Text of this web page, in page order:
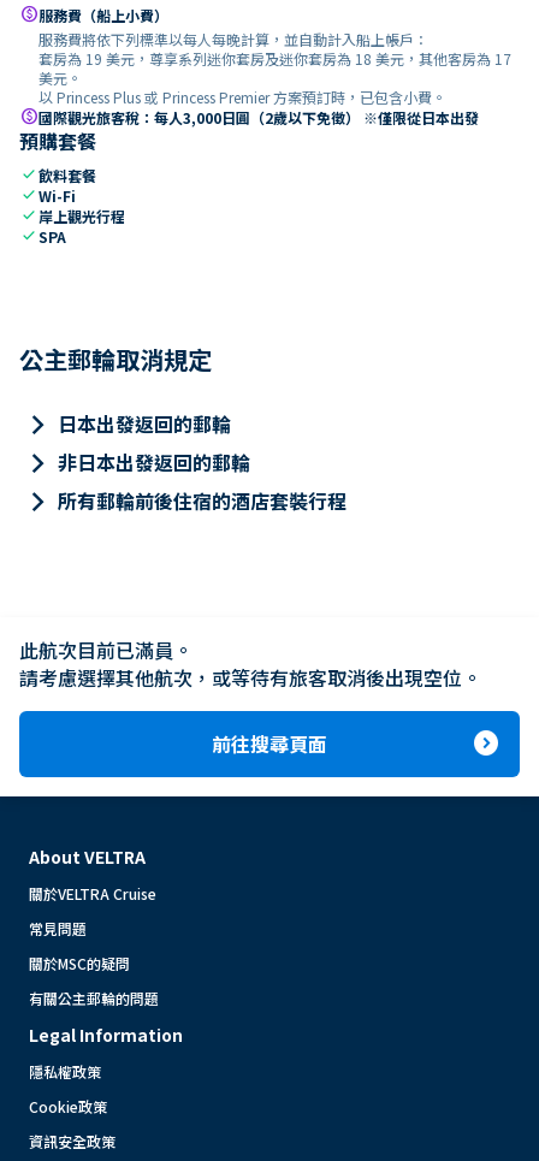
paid服務費（船上小費）
服務費將依下列標準以每人每晚計算，並自動計入船上帳戶：
套房為 19 美元，尊享系列迷你套房及迷你套房為 18 美元，其他客房為 17
美元。
以 Princess Plus 或 Princess Premier 方案預訂時，已包含小費。
paid國際觀光旅客稅：每人3,000日圓（2歲以下免徵） ※僅限從日本出發
預購套餐
check飲料套餐
checkWi-Fi
check 岸上觀光行程
checkSPA
公主郵輪取消規定
keyboard_arrow_right 日本出發返回的郵輪
keyboard_arrow_right 非日本出發返回的郵輪
keyboard_arrow_right 所有郵輪前後住宿的酒店套裝行程
此航次目前已滿員。
請考慮選擇其他航次，或等待有旅客取消後出現空位。
前往搜尋頁面 expand_circle_right
About VELTRA
關於VELTRA Cruise
常見問題
關於MSC的疑問
有關公主郵輪的問題
Legal Information
隱私權政策
Cookie政策
資訊安全政策